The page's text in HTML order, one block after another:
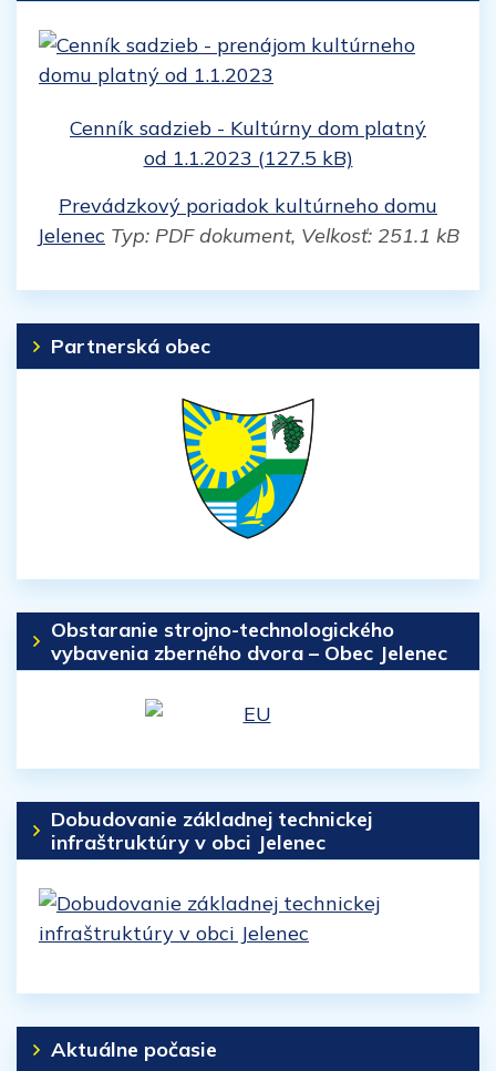
Cenník sadzieb - Kultúrny dom platný
od 1.1.2023 (127.5 kB)
Prevádzkový poriadok kultúrneho domu
Jelenec Typ: PDF dokument, Velkosť: 251.1 kB
Partnerská obec
Obstaranie strojno-technologického
vybavenia zberného dvora – Obec Jelenec
Dobudovanie základnej technickej
infraštruktúry v obci Jelenec
Aktuálne počasie